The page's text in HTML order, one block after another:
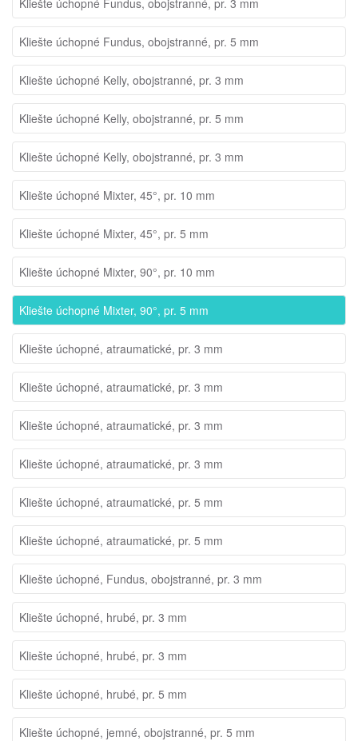
Kliešte úchopné Fundus, obojstranné, pr. 3 mm
Kliešte úchopné Fundus, obojstranné, pr. 5 mm
Kliešte úchopné Kelly, obojstranné, pr. 3 mm
Kliešte úchopné Kelly, obojstranné, pr. 5 mm
Kliešte úchopné Kelly, obojstranné, pr. 3 mm
Kliešte úchopné Mixter, 45°, pr. 10 mm
Kliešte úchopné Mixter, 45°, pr. 5 mm
Kliešte úchopné Mixter, 90°, pr. 10 mm
Kliešte úchopné Mixter, 90°, pr. 5 mm
Kliešte úchopné, atraumatické, pr. 3 mm
Kliešte úchopné, atraumatické, pr. 3 mm
Kliešte úchopné, atraumatické, pr. 3 mm
Kliešte úchopné, atraumatické, pr. 3 mm
Kliešte úchopné, atraumatické, pr. 5 mm
Kliešte úchopné, atraumatické, pr. 5 mm
Kliešte úchopné, Fundus, obojstranné, pr. 3 mm
Kliešte úchopné, hrubé, pr. 3 mm
Kliešte úchopné, hrubé, pr. 3 mm
Kliešte úchopné, hrubé, pr. 5 mm
Kliešte úchopné, jemné, obojstranné, pr. 5 mm